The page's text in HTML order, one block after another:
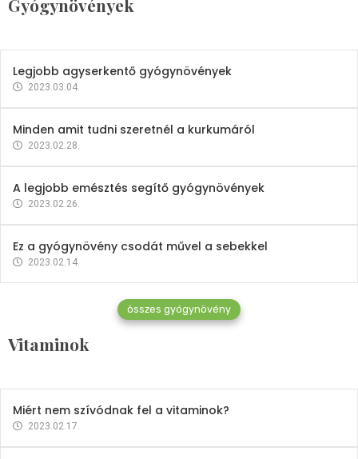
Gyógynövények
2023.12.21.
Legjobb agyserkentő gyógynövények
2023.03.04.
Minden amit tudni szeretnél a kurkumáról
2023.02.28.
A legjobb emésztés segítő gyógynövények
2023.02.26.
Ez a gyógynövény csodát művel a sebekkel
2023.02.14.
összes gyógynövény
Vitaminok
Vitaminok
Mindent a B-12 vitaminról
2023.02.27.
Miért nem szívódnak fel a vitaminok?
2023.02.17.